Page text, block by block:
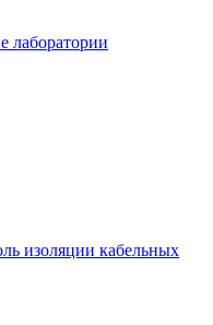
лаборатории
изоляции кабельных